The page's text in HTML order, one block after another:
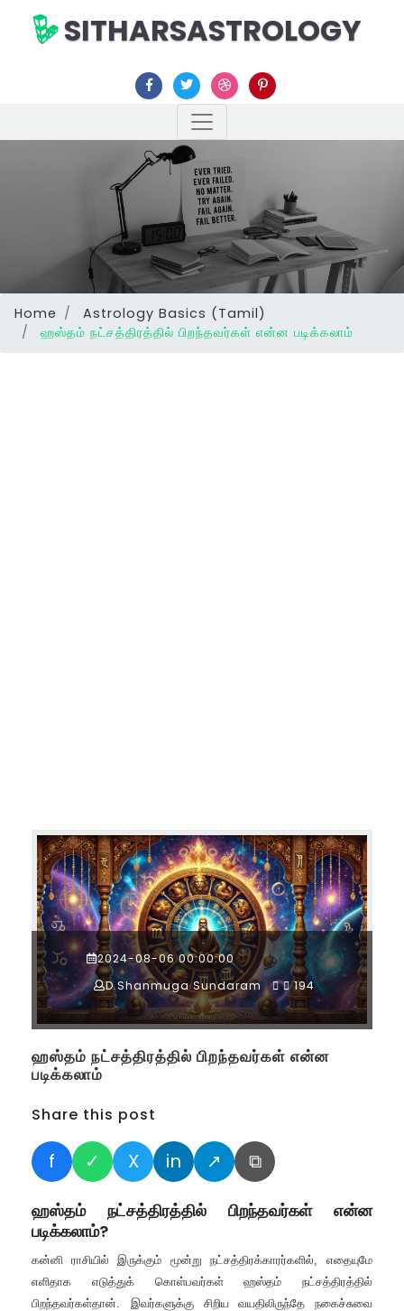
SITHARSASTROLOGY
Home
Astrology Basics (Tamil)
ஹஸ்தம் நட்சத்திரத்தில் பிறந்தவர்கள் என்ன படிக்கலாம்
2024-08-06 00:00:00
D.Shanmuga Sundaram
194
ஹஸ்தம் நட்சத்திரத்தில் பிறந்தவர்கள் என்ன
படிக்கலாம்
Share this post
f ✓ X in ↗ ⧉
ஹஸ்தம் நட்சத்திரத்தில் பிறந்தவர்கள் என்ன
படிக்கலாம்?
கன்னி ராசியில் இருக்கும் மூன்று நட்சத்திரக்காரர்களில் ,எதையுமே
எளிதாக எடுத்துக் கொள்பவர்கள் ஹஸ்தம் நட்சத்திரத்தில்
பிறந்தவர்கள்தான்
இவர்களுக்கு சிறிய வயதிலிருந்தே நகைச்சுவை